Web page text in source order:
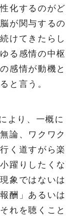
化するのがど
が関与するの
けてきたらし
る感情の中枢
感情が動機と
と言う。
より、一概に
論、ワクワク
く道すがら楽
躍りしたくな
象ではないは
酬」あるいは
れを聴くこと